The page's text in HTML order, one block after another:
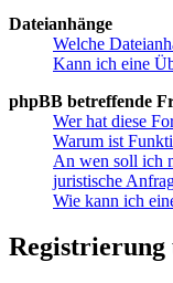
Dateianhänge
Welche
Kann ich eine
phpBB betreffende
Wer hat diese
Warum ist
An wen soll ich
juristische
Wie kann ich
Registrierung